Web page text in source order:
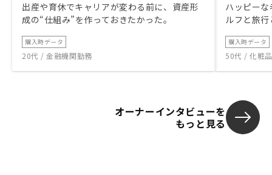
出産や育休でキャリアが変わる前に、資産形
成の“仕組み”を作っておきたかった。
購入時データ
20代 / 金融機関勤務
ハッピー
ルフと旅
購入時データ
50代 / 化粧
オーナーインタビューを
もっと見る